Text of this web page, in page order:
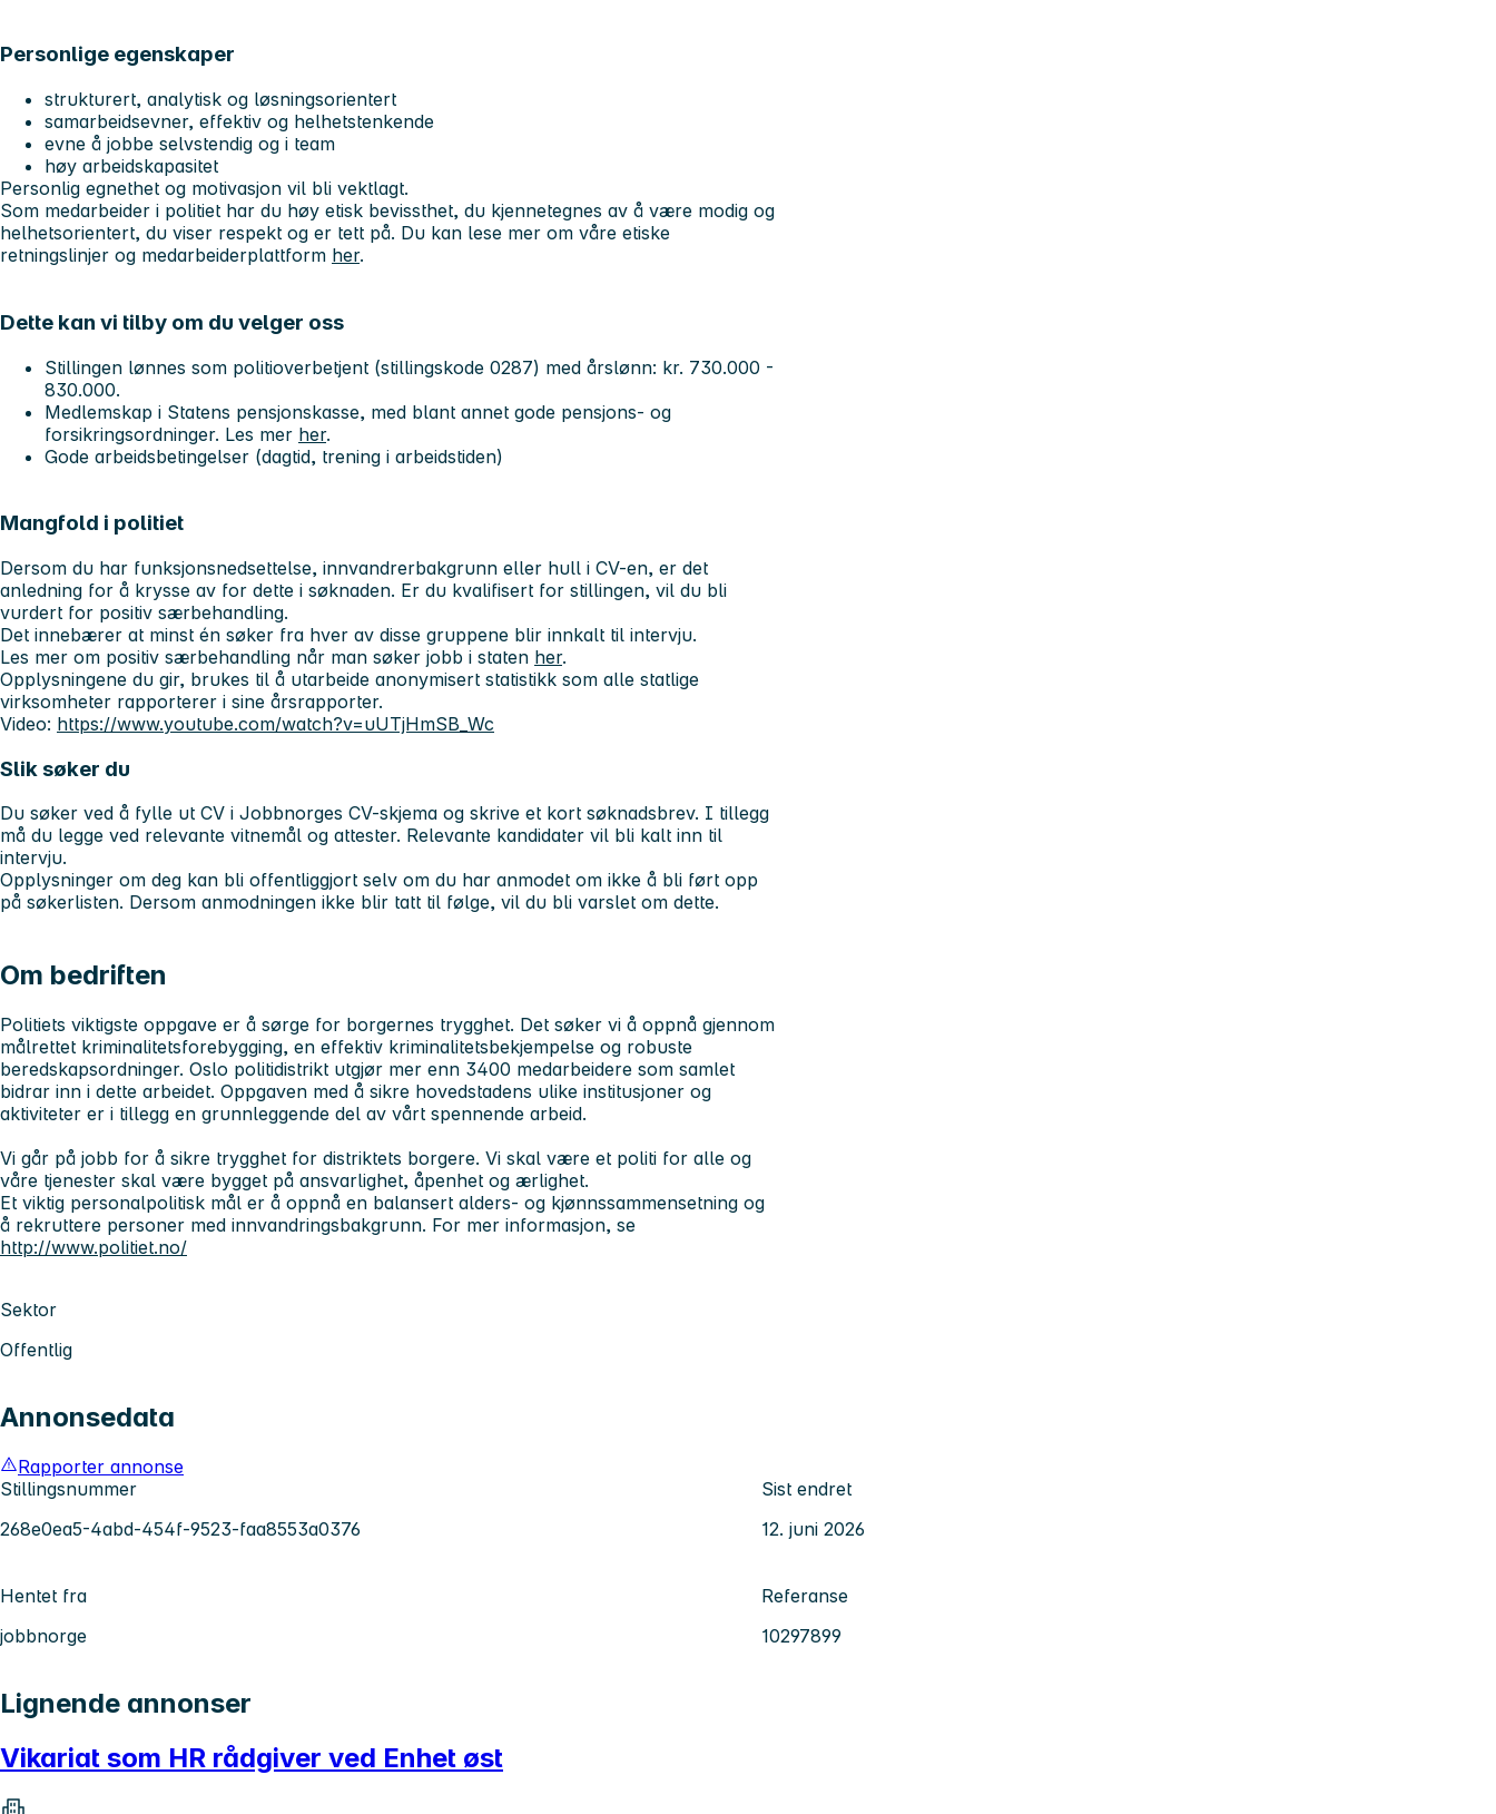
Personlige egenskaper
strukturert, analytisk og løsningsorientert
samarbeidsevner, effektiv og helhetstenkende
evne å jobbe selvstendig og i team
høy arbeidskapasitet
Personlig egnethet og motivasjon vil bli vektlagt.
Som medarbeider i politiet har du høy etisk bevissthet, du kjennetegnes av å være modig og
helhetsorientert, du viser respekt og er tett på. Du kan lese mer om våre etiske
retningslinjer og medarbeiderplattform her.
Dette kan vi tilby om du velger oss
Stillingen lønnes som politioverbetjent (stillingskode 0287) med årslønn: kr. 730.000 -
830.000.
Medlemskap i Statens pensjonskasse, med blant annet gode pensjons- og
forsikringsordninger. Les mer her.
Gode arbeidsbetingelser (dagtid, trening i arbeidstiden)
Mangfold i politiet
Dersom du har funksjonsnedsettelse, innvandrerbakgrunn eller hull i CV-en, er det
anledning for å krysse av for dette i søknaden. Er du kvalifisert for stillingen, vil du bli
vurdert for positiv særbehandling.
Det innebærer at minst én søker fra hver av disse gruppene blir innkalt til intervju.
Les mer om positiv særbehandling når man søker jobb i staten her.
Opplysningene du gir, brukes til å utarbeide anonymisert statistikk som alle statlige
virksomheter rapporterer i sine årsrapporter.
Video: https://www.youtube.com/watch?v=uUTjHmSB_Wc
Slik søker du
Du søker ved å fylle ut CV i Jobbnorges CV-skjema og skrive et kort søknadsbrev. I tillegg
må du legge ved relevante vitnemål og attester. Relevante kandidater vil bli kalt inn til
intervju.
Opplysninger om deg kan bli offentliggjort selv om du har anmodet om ikke å bli ført opp
på søkerlisten. Dersom anmodningen ikke blir tatt til følge, vil du bli varslet om dette.
Om bedriften
Politiets viktigste oppgave er å sørge for borgernes trygghet. Det søker vi å oppnå gjennom
målrettet kriminalitetsforebygging, en effektiv kriminalitetsbekjempelse og robuste
beredskapsordninger. Oslo politidistrikt utgjør mer enn 3400 medarbeidere som samlet
bidrar inn i dette arbeidet. Oppgaven med å sikre hovedstadens ulike institusjoner og
aktiviteter er i tillegg en grunnleggende del av vårt spennende arbeid.
Vi går på jobb for å sikre trygghet for distriktets borgere. Vi skal være et politi for alle og
våre tjenester skal være bygget på ansvarlighet, åpenhet og ærlighet.
Et viktig personalpolitisk mål er å oppnå en balansert alders- og kjønnssammensetning og
å rekruttere personer med innvandringsbakgrunn. For mer informasjon, se
http://www.politiet.no/
Sektor
Offentlig
Annonsedata
Rapporter annonse
Stillingsnummer
268e0ea5-4abd-454f-9523-faa8553a0376
Sist endret
12. juni 2026
Hentet fra
jobbnorge
Referanse
10297899
Lignende annonser
Vikariat som HR rådgiver ved Enhet øst